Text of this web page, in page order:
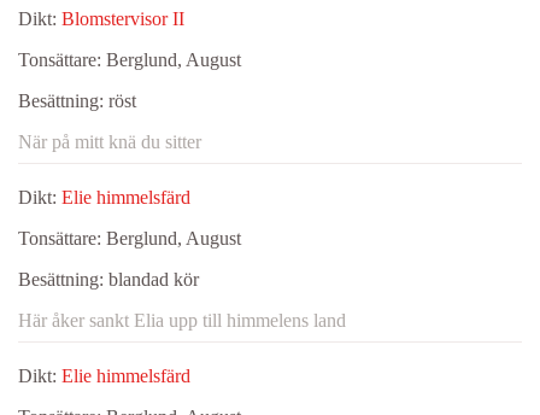
Dikt: Blomstervisor II
Tonsättare: Berglund, August
Besättning: röst
När på mitt knä du sitter
Dikt: Elie himmelsfärd
Tonsättare: Berglund, August
Besättning: blandad kör
Här åker sankt Elia upp till himmelens land
Dikt: Elie himmelsfärd